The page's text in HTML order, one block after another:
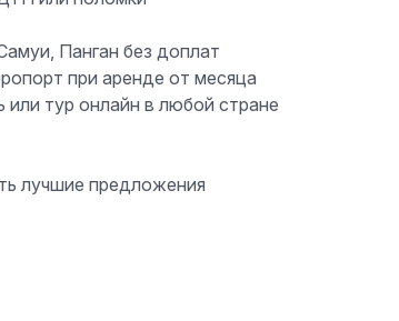
Панган без доплат
при аренде от месяца
тур онлайн в любой стране
лучшие предложения